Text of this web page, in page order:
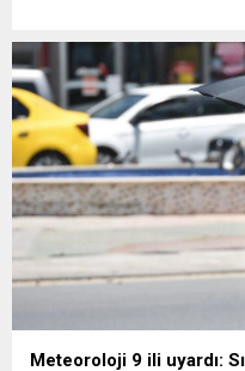
olun. Türkiye’yi...
Meteoroloji 9 ili uyardı: